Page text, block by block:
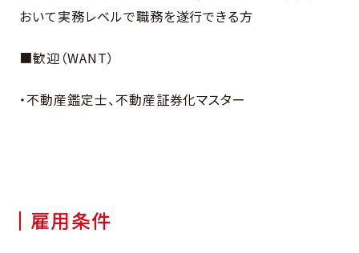
おいて実務レベルで職務を遂行できる方
■歓迎（WANT）
・不動産鑑定士、不動産証券化マスター
雇用条件